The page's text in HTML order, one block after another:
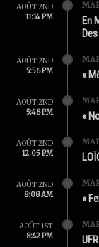
AOÛT 2ND
11:14 PM
En
AOÛT 2ND
5:56 PM
«
AOÛT 2ND
5:48 PM
«
AOÛT 2ND
12:05 PM
AOÛT 2ND
8:08 AM
«
AOÛT 1ST
8:42 PM